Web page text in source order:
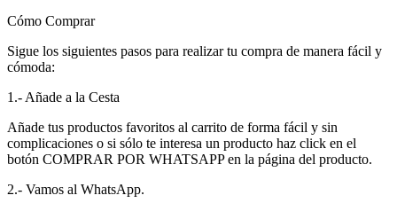
Cómo Comprar
Sigue los siguientes pasos para realizar tu compra de manera fácil y
cómoda:
1.- Añade a la Cesta
Añade tus productos favoritos al carrito de forma fácil y sin
complicaciones o si sólo te interesa un producto haz click en el
botón COMPRAR POR WHATSAPP en la página del producto.
2.- Vamos al WhatsApp.